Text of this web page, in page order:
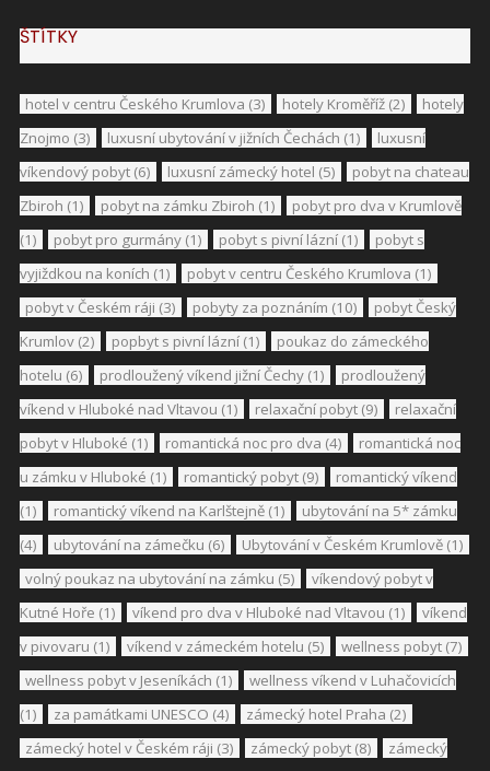
ŠTÍTKY
hotel v centru Českého Krumlova (3) hotely Kroměříž (2)
hotely
Znojmo (3) luxusní ubytování v jižních Čechách (1)
luxusní
víkendový pobyt (6) luxusní zámecký hotel (5)
pobyt na chateau
Zbiroh (1) pobyt na zámku Zbiroh (1)
pobyt pro dva v Krumlově
(1)
pobyt pro gurmány (1) pobyt s pivní lázní (1)
pobyt s
vyjiždkou na koních (1) pobyt v centru Českého Krumlova (1)
pobyt v Českém ráji (3) pobyty za poznáním (10)
pobyt Český
Krumlov (2) popbyt s pivní lázní (1)
poukaz do zámeckého
hotelu (6) prodloužený víkend jižní Čechy (1)
prodloužený
víkend v Hluboké nad Vltavou (1) relaxační pobyt (9)
relaxační
pobyt v Hluboké (1) romantická noc pro dva (4)
romantická noc
u zámku v Hluboké (1) romantický pobyt (9)
romantický víkend
(1)
romantický víkend na Karlštejně (1)
ubytování na 5* zámku
(4)
ubytování na zámečku (6) Ubytování v Českém Krumlově (1)
volný poukaz na ubytování na zámku (5)
víkendový pobyt v
Kutné Hoře (1) víkend pro dva v Hluboké nad Vltavou (1)
víkend
v pivovaru (1) víkend v zámeckém hotelu (5) wellness pobyt (7)
wellness pobyt v Jeseníkách (1)
wellness víkend v Luhačovicích
(1)
za památkami UNESCO (4) zámecký hotel Praha (2)
zámecký hotel v Českém ráji (3) zámecký pobyt (8)
zámecký